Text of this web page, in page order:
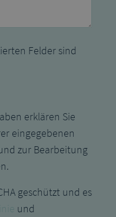
Felder sind
erklären Sie
eingegebenen
zur Bearbeitung
geschützt und es
und